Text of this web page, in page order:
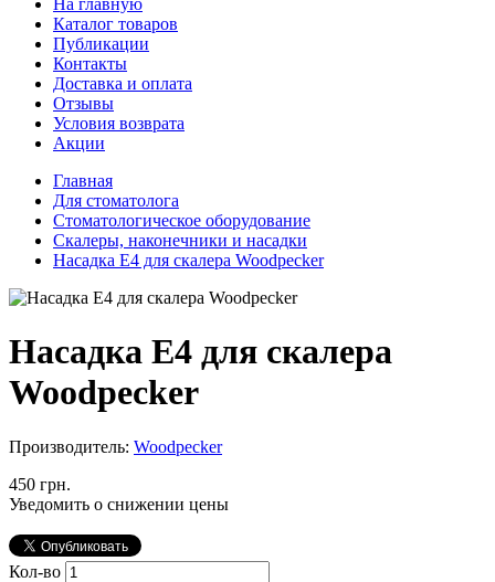
На главную
Каталог товаров
Публикации
Контакты
Доставка и оплата
Отзывы
Условия возврата
Акции
Главная
Для стоматолога
Стоматологическое оборудование
Скалеры, наконечники и насадки
Насадка E4 для скалера Woodpecker
Насадка E4 для скалера
Woodpecker
Производитель: Woodpecker
450 грн.
Уведомить о снижении цены
Кол-во